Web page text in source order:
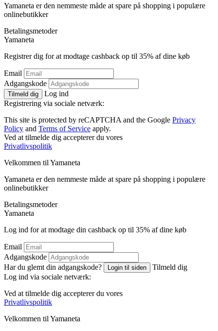
Yamaneta er den nemmeste måde at spare på shopping i populære
onlinebutikker
Betalingsmetoder
Yamaneta
Registrer dig for at modtage cashback op til 35% af dine køb
Email
Adgangskode
Tilmeld dig
Log ind
Registrering via sociale netværk:
This site is protected by reCAPTCHA and the Google Privacy
Policy and Terms of Service apply.
Ved at tilmelde dig accepterer du vores
Privatlivspolitik
Velkommen til Yamaneta
Yamaneta er den nemmeste måde at spare på shopping i populære
onlinebutikker
Betalingsmetoder
Yamaneta
Log ind for at modtage din cashback op til 35% af dine køb
Email
Adgangskode
Har du glemt din adgangskode?
Login til siden
Tilmeld dig
Log ind via sociale netværk:
Ved at tilmelde dig accepterer du vores
Privatlivspolitik
Velkommen til Yamaneta